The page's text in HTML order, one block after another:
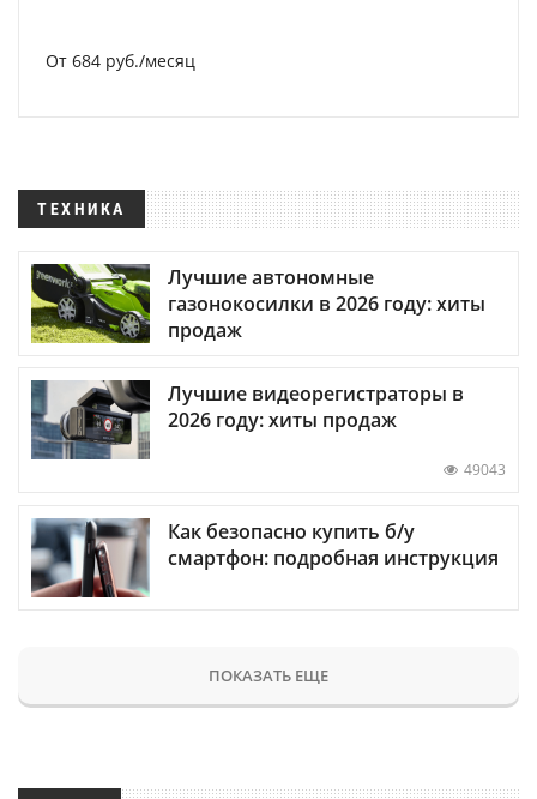
От 684 руб./месяц
ТЕХНИКА
Лучшие автономные
газонокосилки в 2026 году: хиты
продаж
Лучшие видеорегистраторы в
2026 году: хиты продаж
49043
Как безопасно купить б/у
смартфон: подробная инструкция
ПОКАЗАТЬ ЕЩЕ